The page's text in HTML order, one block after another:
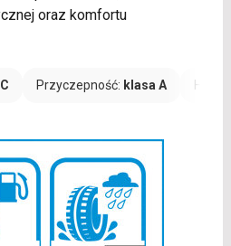
oraz komfortu
Przyczepność: klasa A